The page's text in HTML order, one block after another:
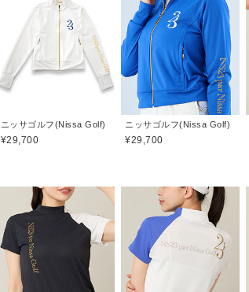
ニッサゴルフ(Nissa Golf)
¥29,700
ニッサゴルフ(Nissa Golf)
¥29,700